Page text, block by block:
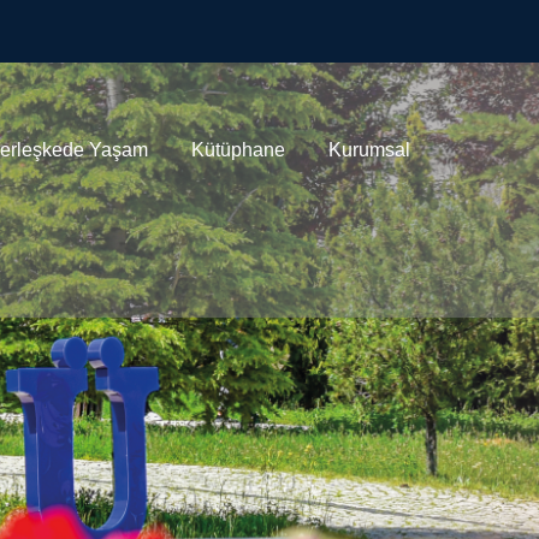
Yaşam Kütüphane Kurumsal
Üniversitesi